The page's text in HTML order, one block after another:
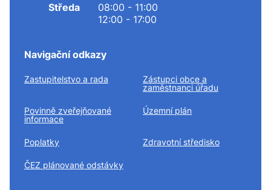
Středa
08:00 - 11:00
12:00 - 17:00
Navigační odkazy
Zastupitelstvo a rada
Zástupci obce a
zaměstnanci úřadu
Povinně zveřejňované
informace
Územní plán
Poplatky Zdravotní středisko
ČEZ plánované odstávky